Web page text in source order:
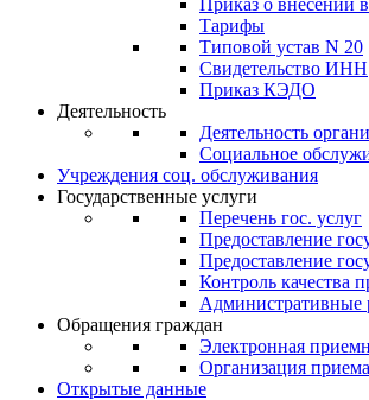
Приказ о внесении
Тарифы
Типовой устав N 20
Свидетельство ИНН
Приказ КЭДО
Деятельность
Деятельность
Социальное
Учреждения соц. обслуживания
Государственные услуги
Перечень гос. услуг
Предоставление
Предоставление
Контроль качества
Административные
Обращения граждан
Электронная
Организация
Открытые данные